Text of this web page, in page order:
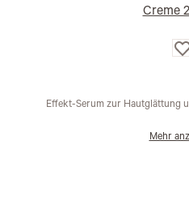
Creme
die
Effekt-Serum zur Hautglättung
Mehr